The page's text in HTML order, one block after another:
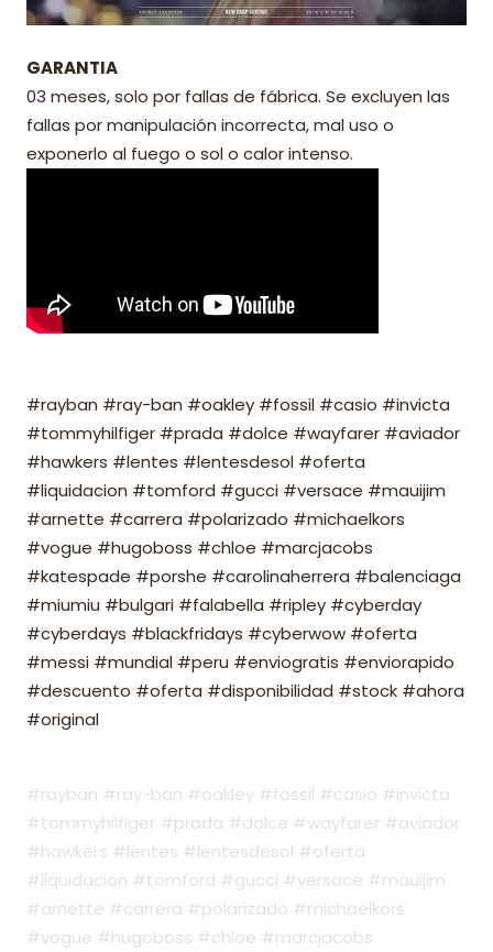
GARANTIA
03 meses, solo por fallas de fábrica. Se excluyen las
fallas por manipulación incorrecta, mal uso o
exponerlo al fuego o sol o calor intenso.
#rayban #ray-ban #oakley #fossil #casio #invicta
#tommyhilfiger #prada #dolce #wayfarer #aviador
#hawkers #lentes #lentesdesol #oferta
#liquidacion #tomford #gucci #versace #mauijim
#arnette #carrera #polarizado #michaelkors
#vogue #hugoboss #chloe #marcjacobs
#katespade #porshe #carolinaherrera #balenciaga
#miumiu #bulgari #falabella #ripley #cyberday
#cyberdays #blackfridays #cyberwow #oferta
#messi #mundial #peru #enviogratis #enviorapido
#descuento #oferta #disponibilidad #stock #ahora
#original
#rayban #ray-ban #oakley #fossil #casio #invicta
#tommyhilfiger #prada #dolce #wayfarer #aviador
#hawkers #lentes #lentesdesol #oferta
#liquidacion #tomford #gucci #versace #mauijim
#arnette #carrera #polarizado #michaelkors
#vogue #hugoboss #chloe #marcjacobs